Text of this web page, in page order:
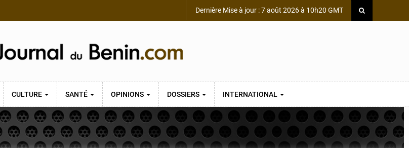
Dernière Mise à jour : 7 août 2026 à 10h20 GMT
CULTURE SANTÉ OPINIONS DOSSIERS INTERNATIONAL